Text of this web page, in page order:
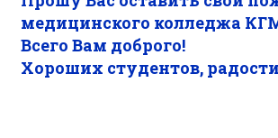
медицинского колледжа
Всего Вам доброго!
Хороших студентов,